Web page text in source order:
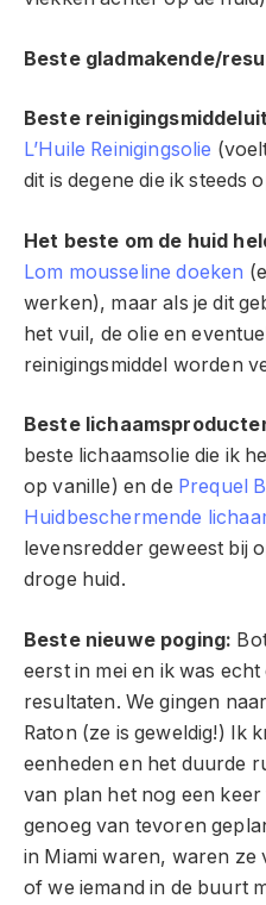
Beste gladmakende/
Beste
L’Huile Reinigingsolie
dit is degene die ik steeds
Het beste om de huid
Lom mousseline doeken
werken), maar als je dit
het vuil, de olie en
reinigingsmiddel worden
Beste
beste lichaamsolie die ik
op vanille) en de Prequel
Huidbeschermende
levensredder geweest bij
droge huid.
Beste nieuwe poging:
eerst in mei en ik was
resultaten. We gingen
Raton (ze is geweldig!) Ik
eenheden en het duurde
van plan het nog een
genoeg van tevoren
in Miami waren, waren ze
of we iemand in de buurt